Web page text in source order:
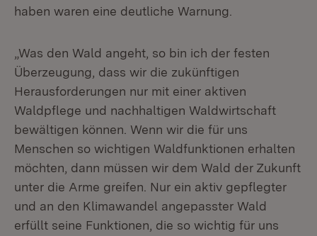
haben waren eine deutliche Warnung.
„Was den Wald angeht, so bin ich der festen
Überzeugung, dass wir die zukünftigen
Herausforderungen nur mit einer aktiven
Waldpflege und nachhaltigen Waldwirtschaft
bewältigen können. Wenn wir die für uns
Menschen so wichtigen Waldfunktionen erhalten
möchten, dann müssen wir dem Wald der Zukunft
unter die Arme greifen. Nur ein aktiv gepflegter
und an den Klimawandel angepasster Wald
erfüllt seine Funktionen, die so wichtig für uns